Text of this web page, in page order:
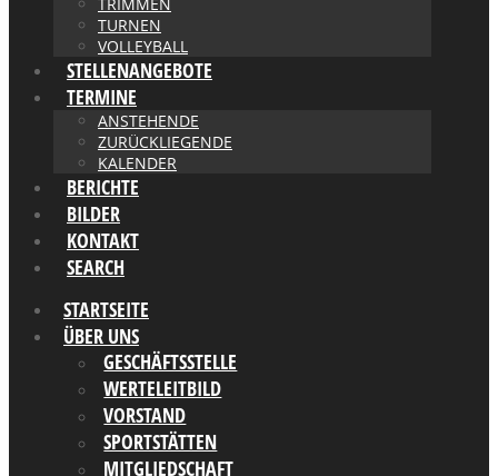
TURNEN
VOLLEYBALL
STELLENANGEBOTE
TERMINE
ANSTEHENDE
ZURÜCKLIEGENDE
KALENDER
BERICHTE
BILDER
KONTAKT
SEARCH
STARTSEITE
ÜBER UNS
GESCHÄFTSSTELLE
WERTELEITBILD
VORSTAND
SPORTSTÄTTEN
MITGLIEDSCHAFT